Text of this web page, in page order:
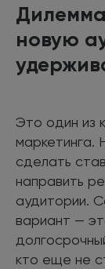
новую
Это один из
маркетинга.
сделать
направить
аудитории.
вариант —
кто еще не